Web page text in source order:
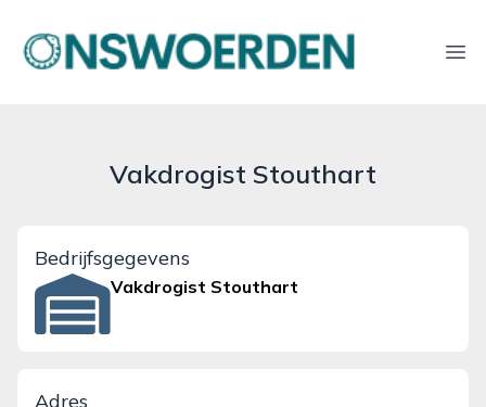
onswoerden.nl
Vakdrogist Stouthart
Bedrijfsgegevens
Vakdrogist Stouthart
Adres